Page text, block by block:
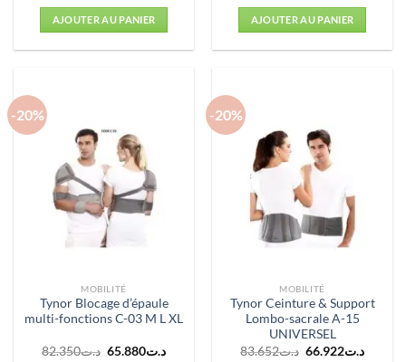
AJOUTER AU PANIER
initial
était :
د.ت39.960.
AJOUTER AU PANIER
-20%
MOBILITÉ
Tynor Blocage d’épaule
multi-fonctions C-03 M L XL
د.ت82.350
Le
د.ت65.880
Le
-20%
MOBILITÉ
Tynor Ceinture & Support
Lombo-sacrale A-15
UNIVERSEL
د.ت83.652
Le
د.ت66.922
Le